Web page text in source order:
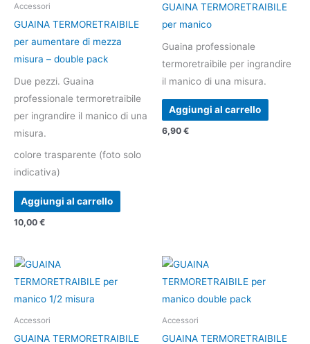
Accessori
GUAINA TERMORETRAIBILE
per aumentare di mezza
misura – double pack
Due pezzi. Guaina
professionale termoretraibile
per ingrandire il manico di una
misura.
colore trasparente (foto solo
indicativa)
Aggiungi al carrello
10,00 €
GUAINA TERMORETRAIBILE
per manico
Guaina professionale
termoretraibile per ingrandire
il manico di una misura.
Aggiungi al carrello
6,90 €
Accessori
GUAINA TERMORETRAIBILE
Accessori
GUAINA TERMORETRAIBILE